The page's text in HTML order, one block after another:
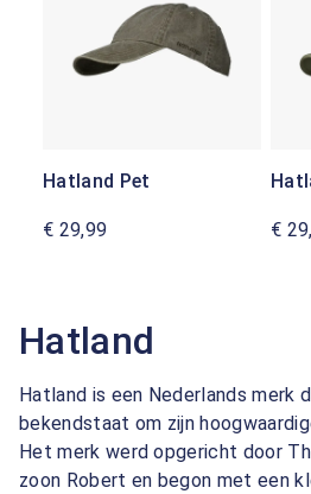
Hatland Pet
€ 29,99 €
Hatland
Hatland is een Nederlands merk
bekendstaat om zijn
Het merk werd opgericht door
zoon Robert en begon met een